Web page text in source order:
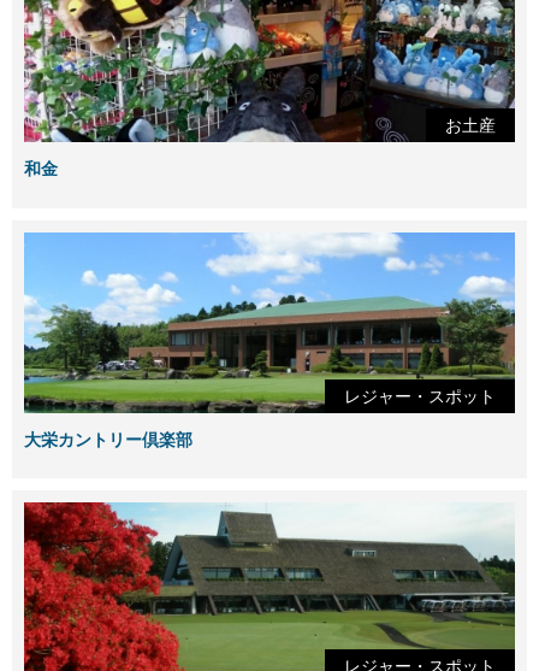
お土産
和金
レジャー・スポット
大栄カントリー倶楽部
レジャー・スポット